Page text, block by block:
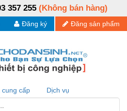
357 255 (Không bán hàng)
Đăng sản phẩm
Đăng ký
cung cấp Dịch vụ